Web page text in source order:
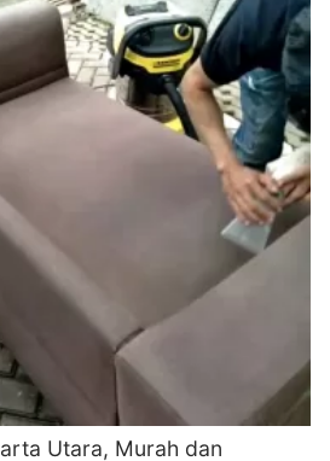
Utara, Murah dan